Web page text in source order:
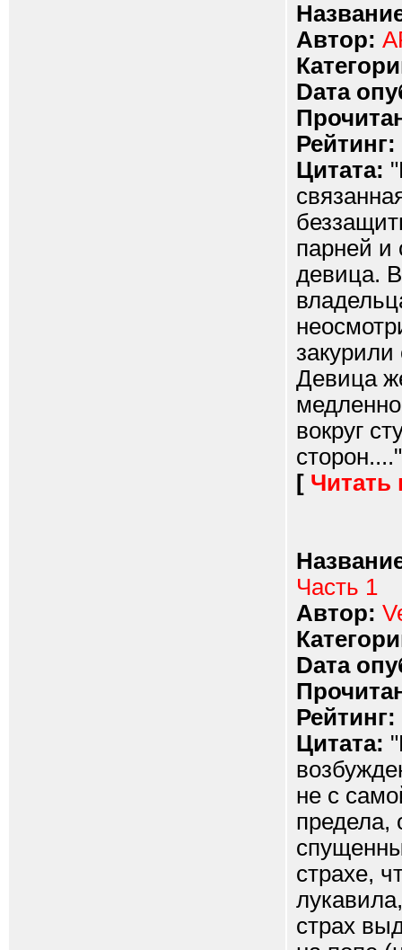
Автор:
Dата
Рейтинг:
Цитата:
парней и
девица.
Девица
вокруг
сторон...."
[ Читать
Часть 1
Автор:
Dата
Рейтинг:
Цитата:
не с
предела,
страхе,
страх